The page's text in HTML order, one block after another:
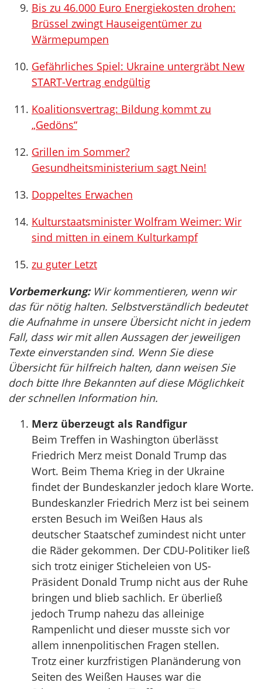
Bis zu 46.000 Euro Energiekosten drohen:
Brüssel zwingt Hauseigentümer zu
Wärmepumpen
Gefährliches Spiel: Ukraine untergräbt New
START-Vertrag endgültig
Koalitionsvertrag: Bildung kommt zu
„Gedöns“
Grillen im Sommer?
Gesundheitsministerium sagt Nein!
Doppeltes Erwachen
Kulturstaatsminister Wolfram Weimer: Wir
sind mitten in einem Kulturkampf
zu guter Letzt
Vorbemerkung:Wir kommentieren, wenn wir
das für nötig halten. Selbstverständlich bedeutet
die Aufnahme in unsere Übersicht nicht in jedem
Fall, dass wir mit allen Aussagen der jeweiligen
Texte einverstanden sind. Wenn Sie diese
Übersicht für hilfreich halten, dann weisen Sie
doch bitte Ihre Bekannten auf diese Möglichkeit
der schnellen Information hin.
Merz überzeugt als Randfigur
Beim Treffen in Washington überlässt
Friedrich Merz meist Donald Trump das
Wort. Beim Thema Krieg in der Ukraine
findet der Bundeskanzler jedoch klare Worte.
Bundeskanzler Friedrich Merz ist bei seinem
ersten Besuch im Weißen Haus als
deutscher Staatschef zumindest nicht unter
die Räder gekommen. Der CDU-Politiker ließ
sich trotz einiger Sticheleien von US-
Präsident Donald Trump nicht aus der Ruhe
bringen und blieb sachlich. Er überließ
jedoch Trump nahezu das alleinige
Rampenlicht und dieser musste sich vor
allem innenpolitischen Fragen stellen.
Trotz einer kurzfristigen Planänderung von
Seiten des Weißen Hauses war die